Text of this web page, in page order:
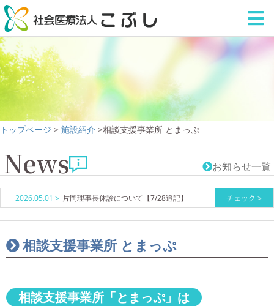
トップページ 施設紹介 相談支援事業所 とまっぷ
News お知らせ一覧
2026.05.01 > 片岡理事長休診について【7/28追記】 チェック >
相談支援事業所 とまっぷ
相談支援事業所「とまっぷ」は